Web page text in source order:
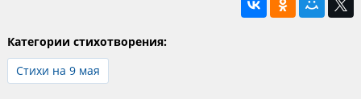
Категории стихотворения:
Стихи на 9 мая